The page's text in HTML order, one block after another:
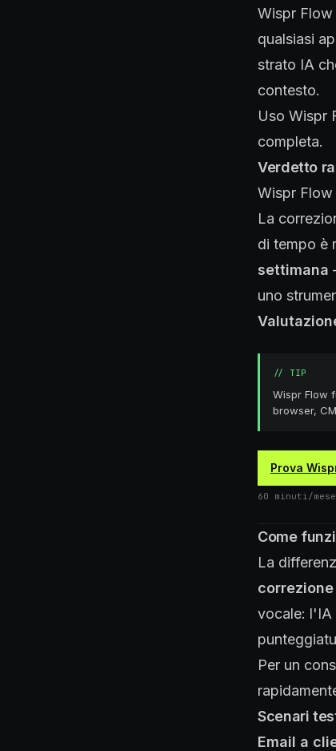
Wispr
qualsiasi
strato IA
contesto.
Uso Wispr
completa.
Verdetto
Wispr
La
di tempo è
settimana
uno
// TIP
Wispr Flow
browser,
Prova
60 minuti/
Come
La
vocale: l'IA
Per un
Scenari
Email a